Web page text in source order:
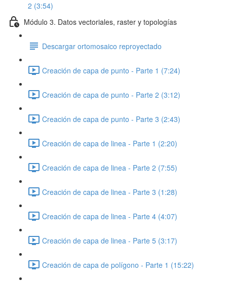
2 (3:54)
Módulo 3. Datos vectoriales, raster y topologías
Descargar ortomosaico reproyectado
Creación de capa de punto - Parte 1 (7:24)
Creación de capa de punto - Parte 2 (3:12)
Creación de capa de punto - Parte 3 (2:43)
Creación de capa de linea - Parte 1 (2:20)
Creación de capa de linea - Parte 2 (7:55)
Creación de capa de linea - Parte 3 (1:28)
Creación de capa de linea - Parte 4 (4:07)
Creación de capa de linea - Parte 5 (3:17)
Creación de capa de polígono - Parte 1 (15:22)